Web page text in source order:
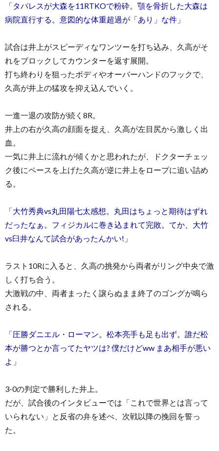
「タパレスが大森を11RTKOで粉砕。顎を骨折した大森は
病院直行する。意図的な体重超過が「あり」な件」
試合は井上がスピーディなワンツーを打ち込み、久高がそ
れをブロックしてカウンターを返す展開。
打ち終わりを狙ったボディやオーバーハンドのフックで、
久高が井上の猛攻を抑え込んでいく。
一進一退の攻防が続く8R。
井上の右が久高の顔面を捉え、久高が左目尻から激しく出
血。
一気に井上に流れが傾くかと思われたが、ドクターチェッ
ク後にペースを上げた久高が逆に井上をロープに追い詰め
る。
「大竹秀典vs丸田陽七太感想。丸田はちょっと期待はずれ
だったなぁ。フィジカルに巻き込まれて完敗。てか、大竹
vs臼井なんて試合があったんかい!」
ラスト10Rに入ると、久高の挑発から両者がリング中央で激
しく打ち合う。
大激戦の中、両者まったく譲らぬまま終了のゴングが鳴ら
される。
「圧勝ダニエル・ローマン。松本亮手も足も出ず。誰だ松
本が勝つとか言ってたヤツは? 僕だけどww まあ相手が悪い
よ」
3-0の判定で勝利した井上。
だが、試合後のインタビューでは「これで世界とは言って
いられない」と反省の弁を述べ、次戦以降の挽回を誓っ
た。